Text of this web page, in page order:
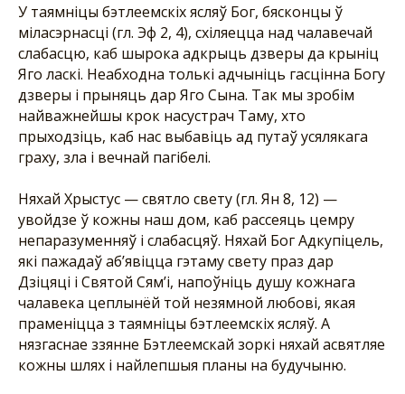
У таямніцы бэтлеемскіх ясляў Бог, бясконцы ў
міласэрнасці (гл. Эф 2, 4), схіляецца над чалавечай
слабасцю, каб шырока адкрыць дзверы да крыніц
Яго ласкі. Неабходна толькі адчыніць гасцінна Богу
дзверы і прыняць дар Яго Сына. Так мы зробім
найважнейшы крок насустрач Таму, хто
прыходзіць, каб нас выбавіць ад путаў усялякага
граху, зла і вечнай пагібелі.
Няхай Хрыстус — святло свету (гл. Ян 8, 12) —
увойдзе ў кожны наш дом, каб рассеяць цемру
непаразуменняў і слабасцяў. Няхай Бог Адкупіцель,
які пажадаў аб’явіцца гэтаму свету праз дар
Дзіцяці і Святой Сям’і, напоўніць душу кожнага
чалавека цеплынёй той незямной любові, якая
праменіцца з таямніцы бэтлеемскіх ясляў. А
нязгаснае ззянне Бэтлеемскай зоркі няхай асвятляе
кожны шлях і найлепшыя планы на будучыню.